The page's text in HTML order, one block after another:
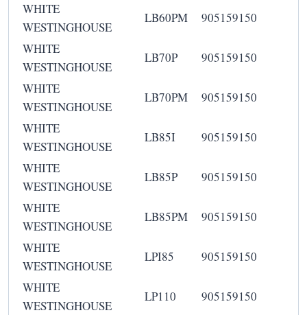
WHITE
WESTINGHOUSE
LB60PM
905159150
WHITE
WESTINGHOUSE
LB70P
905159150
WHITE
WESTINGHOUSE
LB70PM
905159150
WHITE
WESTINGHOUSE
LB85I
905159150
WHITE
WESTINGHOUSE
LB85P
905159150
WHITE
WESTINGHOUSE
LB85PM
905159150
WHITE
WESTINGHOUSE
LPI85
905159150
WHITE
WESTINGHOUSE
LP110
905159150